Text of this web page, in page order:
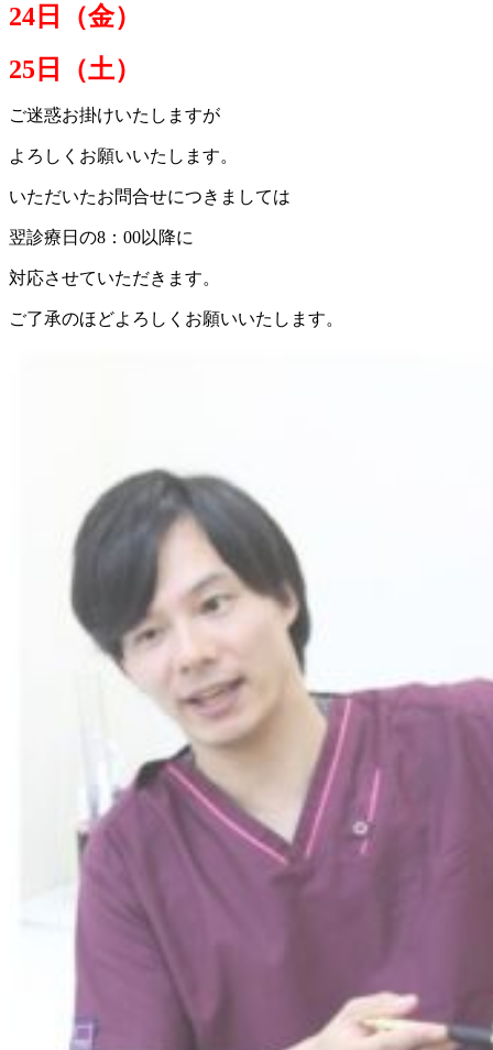
24日（金）
25日（土）
ご迷惑お掛けいたしますが
よろしくお願いいたします。
いただいたお問合せにつきましては
翌診療日の8：00以降に
対応させていただきます。
ご了承のほどよろしくお願いいたします。